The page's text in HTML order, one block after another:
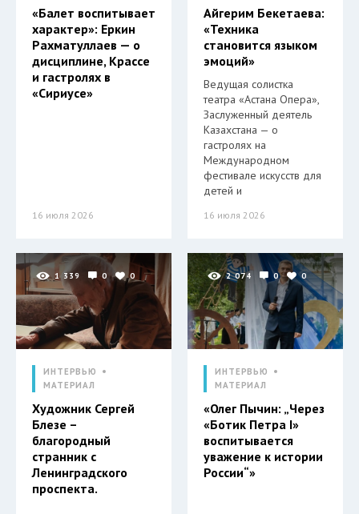
«Балет воспитывает
характер»: Еркин
Рахматуллаев — о
дисциплине, Крассе
и гастролях в
«Сириусе»
16 июля 2026
Айгерим Бекетаева:
«Техника
становится языком
эмоций»
Ведущая солистка
театра «Астана Опера»,
Заслуженный деятель
Казахстана — о
гастролях на
Международном
фестивале искусств для
детей и
16 июля 2026
1 339 0 0
ИНТЕРВЬЮ
МАТЕРИАЛ
Художник Сергей
Блезе –
благородный
странник с
Ленинградского
проспекта.
2 074 0 0
ИНТЕРВЬЮ
МАТЕРИАЛ
«Олег Пычин: „Через
«Ботик Петра I»
воспитывается
уважение к истории
России“»